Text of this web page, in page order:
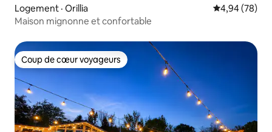
Logement · Orillia Note
4,94 (78)
Maison mignonne et confortable
Coup de cœur voyageurs
Coup de cœur voyageurs